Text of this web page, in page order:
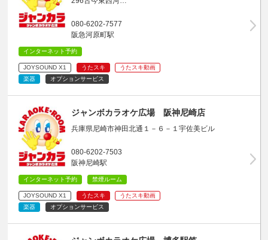
080-6202-7577
阪急河原町駅
インターネット予約
JOYSOUND X1 うたスキ
うたスキ動画
楽器
オプションサービス
ジャンボカラオケ広場 阪神尼崎店
兵庫県尼崎市神田北通１－６－１宇佐美ビル
080-6202-7503
阪神尼崎駅
インターネット予約 禁煙ルーム
JOYSOUND X1 うたスキ
うたスキ動画
楽器
オプションサービス